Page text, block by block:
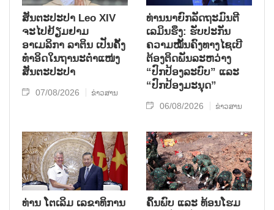
ສັນຕະປະປາ Leo XIV
ຈະໄປຢ້ຽມຢາມ
ອາເມລິກາ ລາຕິນ ເປັນຄັ້ງ
ທຳອິດໃນຖານະຕຳແໜ່ງ
ສັນຕະປະປາ
07/08/2026 ຂ່າວສານ
ທ່ານນາຍົກລັດຖະມົນຕີ
ເລມິນຮຶງ: ຮັບປະກັນ
ຄວາມໝັ້ນຄົງທາງໄຊເບີ
ຕ້ອງຕິດພັນລະຫວ່າງ
“ປົກປ້ອງລະບົບ” ແລະ
“ປົກປ້ອງມະນຸດ”
06/08/2026 ຂ່າວສານ
ທ່ານ ໂຕ​ເລິມ ເລ​ຂາ​ທິ​ການ​
ຄົ້ນ​ພົບ ແລະ ທ້ອນ​ໂຮມ